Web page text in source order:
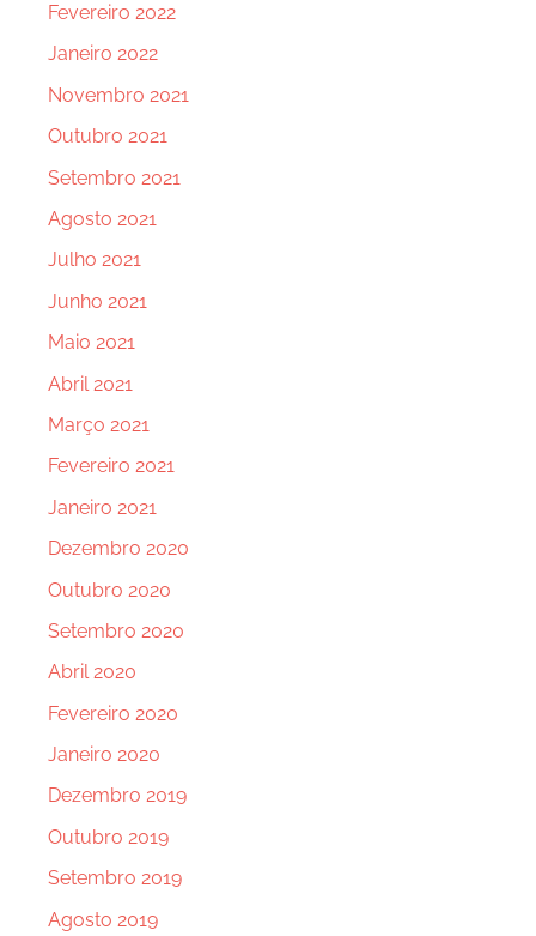
Fevereiro 2022
Janeiro 2022
Novembro 2021
Outubro 2021
Setembro 2021
Agosto 2021
Julho 2021
Junho 2021
Maio 2021
Abril 2021
Março 2021
Fevereiro 2021
Janeiro 2021
Dezembro 2020
Outubro 2020
Setembro 2020
Abril 2020
Fevereiro 2020
Janeiro 2020
Dezembro 2019
Outubro 2019
Setembro 2019
Agosto 2019